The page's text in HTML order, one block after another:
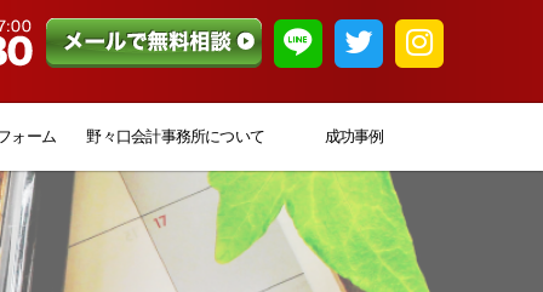
ォーム 野々口会計事務所について 成功事例